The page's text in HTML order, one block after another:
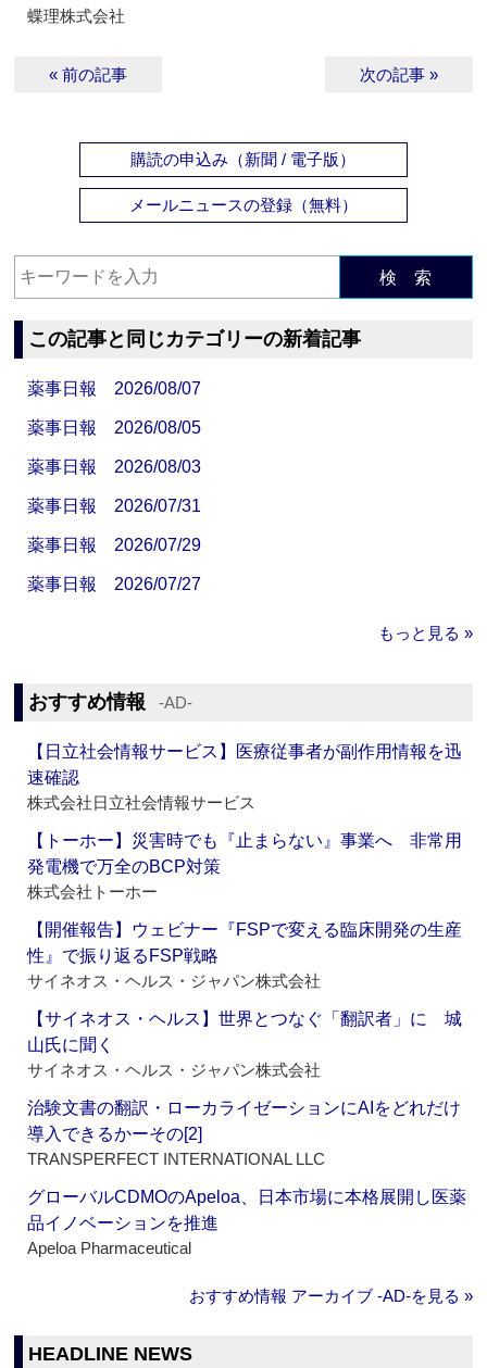
蝶理株式会社
« 前の記事 次の記事 »
購読の申込み（新聞 / 電子版）
メールニュースの登録（無料）
検 索
この記事と同じカテゴリーの新着記事
薬事日報 2026/08/07
薬事日報 2026/08/05
薬事日報 2026/08/03
薬事日報 2026/07/31
薬事日報 2026/07/29
薬事日報 2026/07/27
もっと見る »
おすすめ情報 ‐AD‐
【日立社会情報サービス】医療従事者が副作用情報を迅
速確認
株式会社日立社会情報サービス
【トーホー】災害時でも『止まらない』事業へ 非常用
発電機で万全のBCP対策
株式会社トーホー
【開催報告】ウェビナー『FSPで変える臨床開発の生産
性』で振り返るFSP戦略
サイネオス・ヘルス・ジャパン株式会社
【サイネオス・ヘルス】世界とつなぐ「翻訳者」に 城
山氏に聞く
サイネオス・ヘルス・ジャパン株式会社
治験文書の翻訳・ローカライゼーションにAIをどれだけ
導入できるかーその[2]
TRANSPERFECT INTERNATIONAL LLC
グローバルCDMOのApeloa、日本市場に本格展開し医薬
品イノベーションを推進
Apeloa Pharmaceutical
おすすめ情報 アーカイブ ‐AD‐を見る »
HEADLINE NEWS